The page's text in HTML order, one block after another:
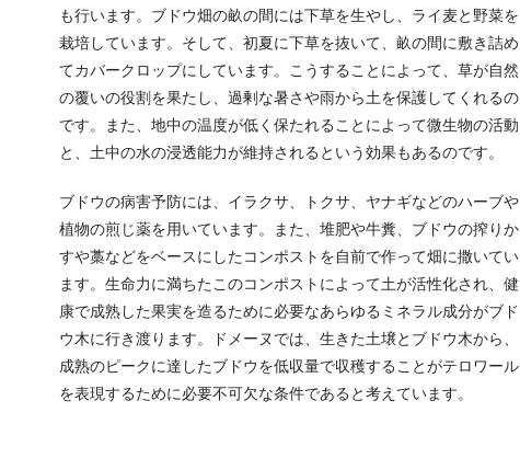
も行います。ブドウ畑の畝の間には下草を生やし、ライ麦と野菜を
栽培しています。そして、初夏に下草を抜いて、畝の間に敷き詰め
てカバークロップにしています。こうすることによって、草が自然
の覆いの役割を果たし、過剰な暑さや雨から土を保護してくれるの
です。また、地中の温度が低く保たれることによって微生物の活動
と、土中の水の浸透能力が維持されるという効果もあるのです。
ブドウの病害予防には、イラクサ、トクサ、ヤナギなどのハーブや
植物の煎じ薬を用いています。また、堆肥や牛糞、ブドウの搾りか
すや藁などをベースにしたコンポストを自前で作って畑に撒いてい
ます。生命力に満ちたこのコンポストによって土が活性化され、健
康で成熟した果実を造るために必要なあらゆるミネラル成分がブド
ウ木に行き渡ります。ドメーヌでは、生きた土壌とブドウ木から、
成熟のピークに達したブドウを低収量で収穫することがテロワール
を表現するために必要不可欠な条件であると考えています。